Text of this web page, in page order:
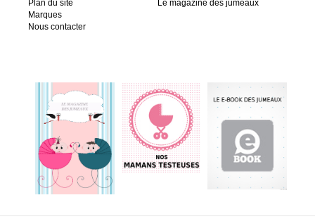
Plan du site
Marques
Nous contacter
Le magazine des jumeaux